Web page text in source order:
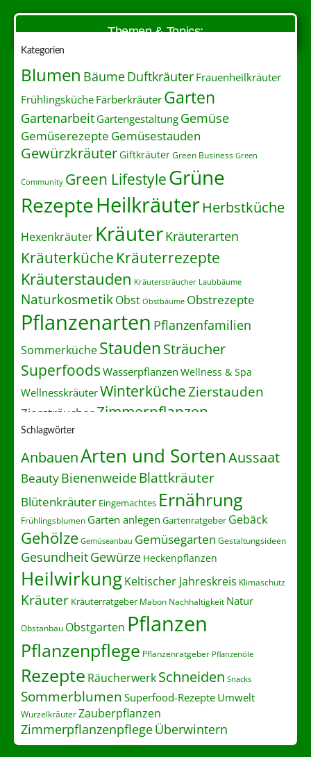
Themen & Topics:
Kategorien
Blumen BäumeDuftkräuter Frauenheilkräuter
Frühlingsküche Färberkräuter Garten
Gartenarbeit Gartengestaltung Gemüse
Gemüserezepte Gemüsestauden
GewürzkräuterGiftkräuterGreen Business Green
Community Green LifestyleGrüne
RezepteHeilkräuterHerbstküche
Hexenkräuter KräuterKräuterarten
Kräuterküche Kräuterrezepte
Kräuterstauden Kräutersträucher Laubbäume
NaturkosmetikObst Obstbäume Obstrezepte
Pflanzenarten Pflanzenfamilien
SommerkücheStaudenSträucher
Superfoods Wasserpflanzen Wellness & Spa
WellnesskräuterWinterkücheZierstauden
ZiersträucherZimmerpflanzen
Schlagwörter
AnbauenArten und SortenAussaat
BeautyBienenweideBlattkräuter
Blütenkräuter Eingemachtes Ernährung
Frühlingsblumen Garten anlegen Gartenratgeber Gebäck
Gehölze Gemüseanbau Gemüsegarten Gestaltungsideen
GesundheitGewürze Heckenpflanzen
HeilwirkungKeltischer Jahreskreis Klimaschutz
Kräuter Kräuterratgeber Mabon Nachhaltigkeit Natur
Obstanbau Obstgarten Pflanzen
Pflanzenpflege Pflanzenratgeber Pflanzenöle
Rezepte RäucherwerkSchneiden Snacks
Sommerblumen Superfood-Rezepte Umwelt
WurzelkräuterZauberpflanzen
ZimmerpflanzenpflegeÜberwintern